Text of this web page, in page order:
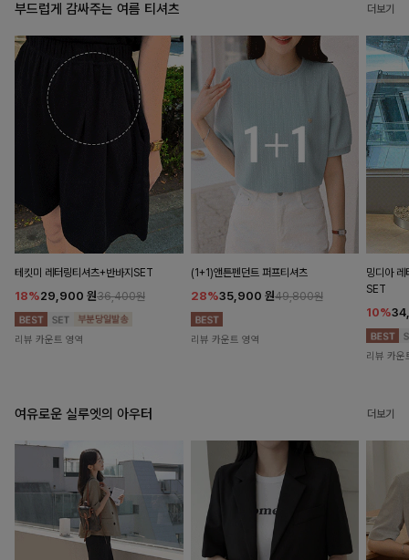
부드럽게 감싸주는 여름 티셔츠 더보기
테킷미 레터링티셔츠+반바지SET
18%29,900 원36,400원
리뷰 카운트 영역
(1+1)앤튼펜던트 퍼프티셔츠
28%35,900 원49,800원
리뷰 카운트 영역
밍디아 레
SET
10%
리뷰 카운
여유로운 실루엣의 아우터 더보기